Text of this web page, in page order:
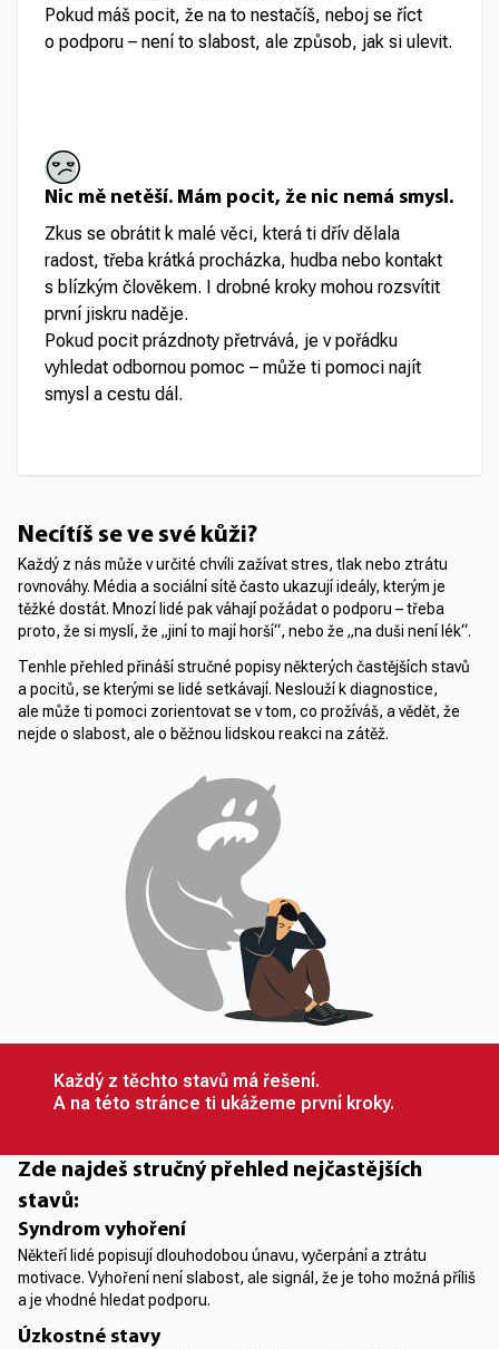
Pokud máš pocit, že na to nestačíš, neboj se říct
o podporu – není to slabost, ale způsob, jak si ulevit.
Nic mě netěší. Mám pocit, že nic nemá smysl.
Zkus se obrátit k malé věci, která ti dřív dělala
radost, třeba krátká procházka, hudba nebo kontakt
s blízkým člověkem. I drobné kroky mohou rozsvítit
první jiskru naděje.
Pokud pocit prázdnoty přetrvává, je v pořádku
vyhledat odbornou pomoc – může ti pomoci najít
smysl a cestu dál.
Necítíš se ve své kůži?
Každý z nás může v určité chvíli zažívat stres, tlak nebo ztrátu
rovnováhy. Média a sociální sítě často ukazují ideály, kterým je
těžké dostát. Mnozí lidé pak váhají požádat o podporu – třeba
proto, že si myslí, že „jiní to mají horší“, nebo že „na duši není lék“.
Tenhle přehled přináší stručné popisy některých častějších stavů
a pocitů, se kterými se lidé setkávají. Neslouží k diagnostice,
ale může ti pomoci zorientovat se v tom, co prožíváš, a vědět, že
nejde o slabost, ale o běžnou lidskou reakci na zátěž.
Každý z těchto stavů má řešení.
A na této stránce ti ukážeme první kroky.
Zde najdeš stručný přehled nejčastějších
stavů:
Syndrom vyhoření
Někteří lidé popisují dlouhodobou únavu, vyčerpání a ztrátu
motivace. Vyhoření není slabost, ale signál, že je toho možná příliš
a je vhodné hledat podporu.
Úzkostné stavy